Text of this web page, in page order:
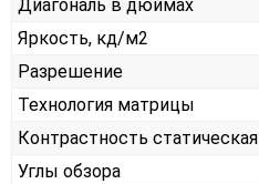
Диагональ в дюймах
Яркость, кд/м2
Разрешение
Технология матрицы
Контрастность статическая
Углы обзора